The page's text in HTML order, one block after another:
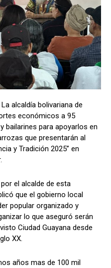
La alcaldía bolivariana de
económicos a 95
bailarines para apoyarlos en
que presentarán al
y Tradición 2025” en
el alcalde de esta
que el gobierno local
popular organizado y
lo que aseguró serán
Ciudad Guayana desde
XX.
años mas de 100 mil